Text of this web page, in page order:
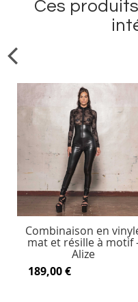
Ces
Combinaison en
mat et résille à motif
Alize
189,00 €